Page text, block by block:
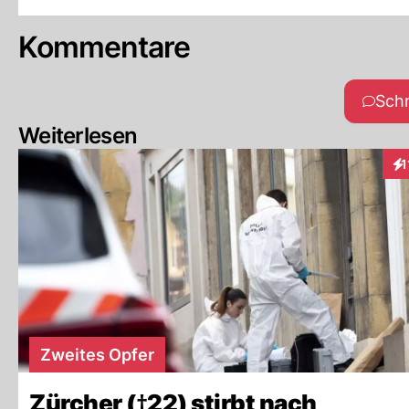
Kommentare
Weiterlesen
Zweites Opfer
Zürcher (†22) stirbt nach